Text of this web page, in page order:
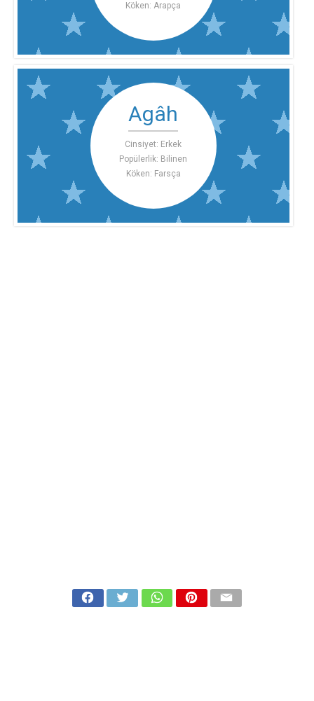
Köken: Arapça
Agâh
Cinsiyet: Erkek
Popülerlik: Bilinen
Köken: Farsça